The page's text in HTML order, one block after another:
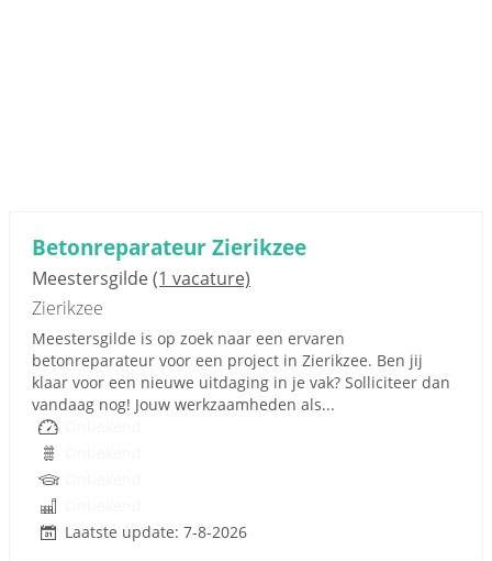
Betonreparateur Zierikzee
Meestersgilde(1 vacature)
Zierikzee
Meestersgilde is op zoek naar een ervaren
betonreparateur voor een project in Zierikzee. Ben jij
klaar voor een nieuwe uitdaging in je vak? Solliciteer dan
vandaag nog! Jouw werkzaamheden als...
Laatste update: 7-8-2026